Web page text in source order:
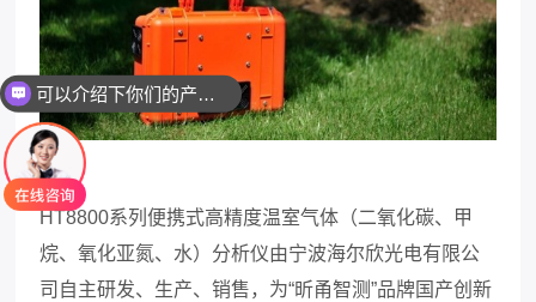
HT8800系列便携式高精度温室气体（二氧化碳、甲
烷、氧化亚氮、水）分析仪由宁波海尔欣光电有限公
司自主研发、生产、销售，为“昕甬智测”品牌国产创新